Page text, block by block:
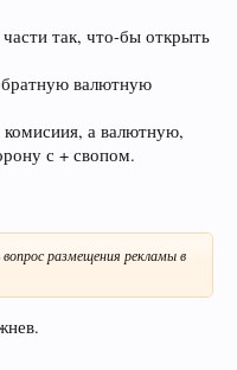
так, что-бы открыть
валютную
а валютную,
с + свопом.
размещения рекламы в